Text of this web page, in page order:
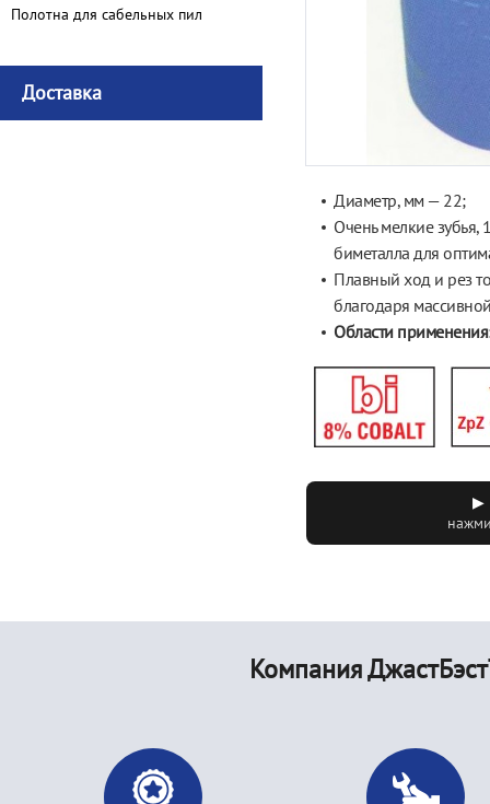
Полотна для сабельных пил
Доставка
Диаметр, мм — 22;
Очень мелкие зубья,
биметалла для
Плавный ход и рез
благодаря
Области применения
▶
Компания